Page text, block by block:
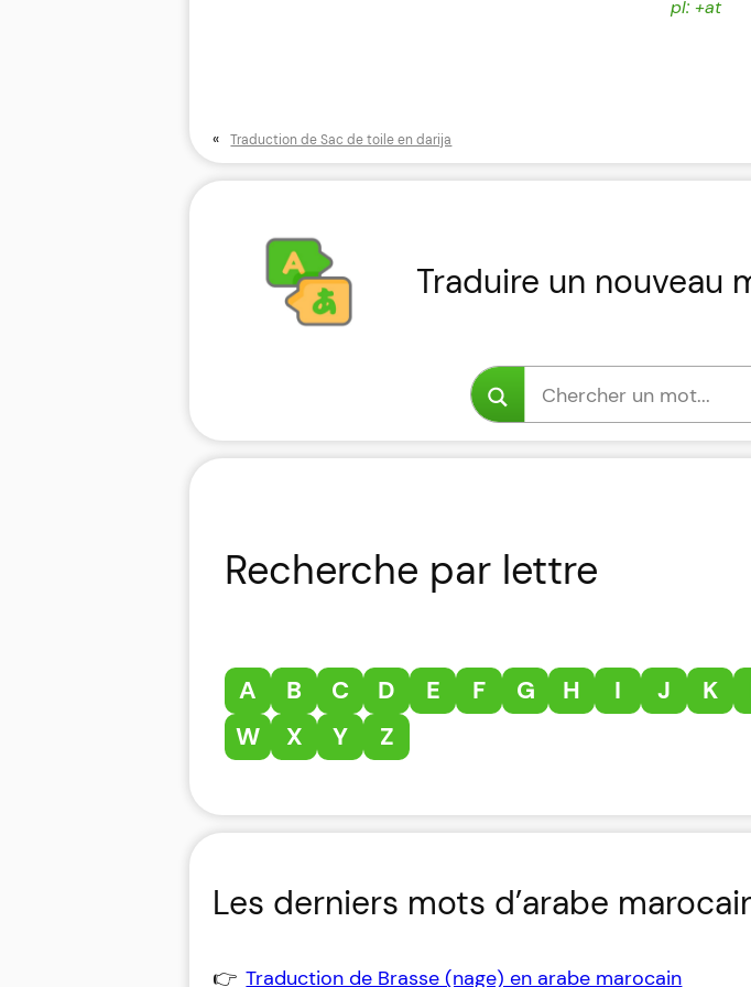
pl: +at
« Traduction de Sac de toile en darija
Traduire un nouveau
Recherche par lettre
A B C D E F G H I J K
W
X Y Z
Les derniers mots d’arabe
Traduction de Brasse (nage) en arabe marocain